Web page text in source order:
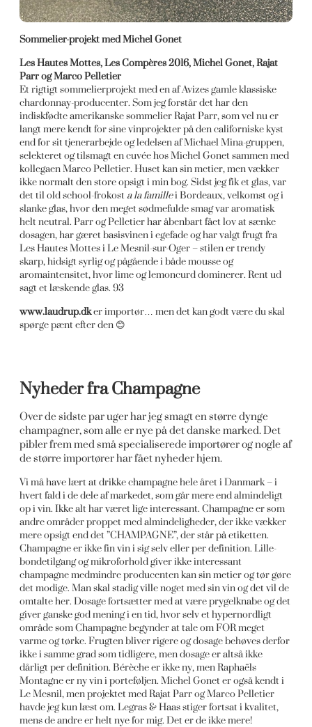
Sommelier-projekt med Michel Gonet
Les Hautes Mottes, Les Compères 2016, Michel Gonet, Rajat
Parr og Marco Pelletier
Et rigtigt sommelierprojekt med en af Avizes gamle klassiske
chardonnay-producenter. Som jeg forstår det har den
indiskfødte amerikanske sommelier Rajat Parr, som vel nu er
langt mere kendt for sine vinprojekter på den californiske kyst
end for sit tjenerarbejde og ledelsen af Michael Mina-gruppen,
selekteret og tilsmagt en cuvée hos Michel Gonet sammen med
kollegaen Marco Pelletier. Huset kan sin metier, men vækker
ikke normalt den store opsigt i min bog. Sidst jeg fik et glas, var
det til old school-frokost a la famillei Bordeaux, velkomst og i
slanke glas, hvor den meget sødmefulde smag var aromatisk
helt neutral. Parr og Pelletier har åbenbart fået lov at sænke
dosagen, har gæret basisvinen i egefade og har valgt frugt fra
Les Hautes Mottes i Le Mesnil-sur-Oger – stilen er trendy
skarp, hidsigt syrlig og pågående i både mousse og
aromaintensitet, hvor lime og lemoncurd dominerer. Rent ud
sagt et læskende glas. 93
www.laudrup.dker importør… men det kan godt være du skal
spørge pænt efter den 😊
Nyheder fra Champagne
Over de sidste par uger har jeg smagt en større dynge
champagner, som alle er nye på det danske marked. Det
pibler frem med små specialiserede importører og nogle af
de større importører har fået nyheder hjem.
Vi må have lært at drikke champagne hele året i Danmark – i
hvert fald i de dele af markedet, som går mere end almindeligt
op i vin. Ikke alt har været lige interessant. Champagne er som
andre områder proppet med almindeligheder, der ikke vækker
mere opsigt end det ”CHAMPAGNE”, der står på etiketten.
Champagne er ikke fin vin i sig selv eller per definition. Lille-
bondetilgang og mikroforhold giver ikke interessant
champagne medmindre producenten kan sin metier og tør gøre
det modige. Man skal stadig ville noget med sin vin og det vil de
omtalte her. Dosage fortsætter med at være prygelknabe og det
giver ganske god mening i en tid, hvor selv et hypernordligt
område som Champagne begynder at tale om FOR meget
varme og tørke. Frugten bliver rigere og dosage behøves derfor
ikke i samme grad som tidligere, men dosage er altså ikke
dårligt per definition. Bérèche er ikke ny, men Raphaëls
Montagne er ny vin i porteføljen. Michel Gonet er også kendt i
Le Mesnil, men projektet med Rajat Parr og Marco Pelletier
havde jeg kun læst om. Legras & Haas stiger fortsat i kvalitet,
mens de andre er helt nye for mig. Det er de ikke mere!